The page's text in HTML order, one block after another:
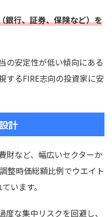
銀行、証券、保険など）を
の安定性が低い傾向にある
するFIRE志向の投資家に安
計
財など、幅広いセクターか
整時価総額比例でウエイト
います。
度な集中リスクを回避し、